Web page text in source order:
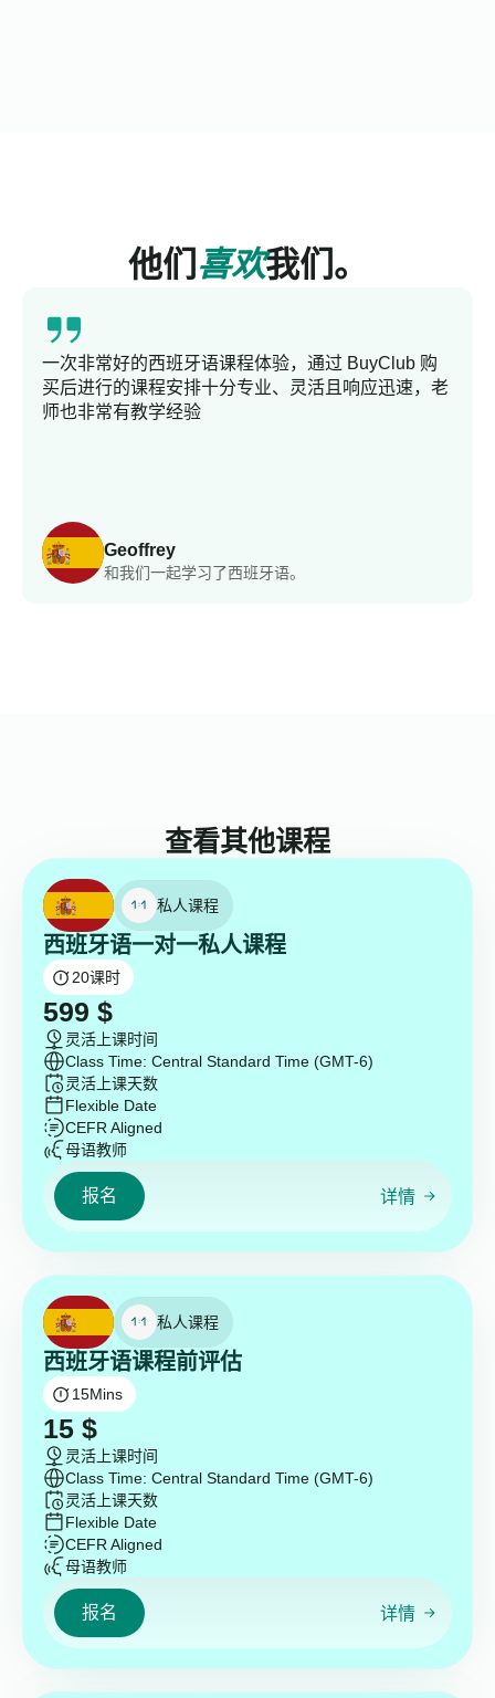
他们 喜欢我们。
Geoffrey
和我们一起学习了西班牙语。
一次非常好的西班牙语课程体验，通过 BuyClub 购
买后进行的课程安排十分专业、灵活且响应迅速，老
师也非常有教学经验
查看其他课程
私人课程
西班牙语一对一私人课程
20课时
599 $
灵活上课时间
Class Time: Central Standard Time (GMT-6)
灵活上课天数
Flexible Date
CEFR Aligned
母语教师
报名 详情
私人课程
西班牙语课程前评估
15Mins
15 $
灵活上课时间
Class Time: Central Standard Time (GMT-6)
灵活上课天数
Flexible Date
CEFR Aligned
母语教师
报名 详情